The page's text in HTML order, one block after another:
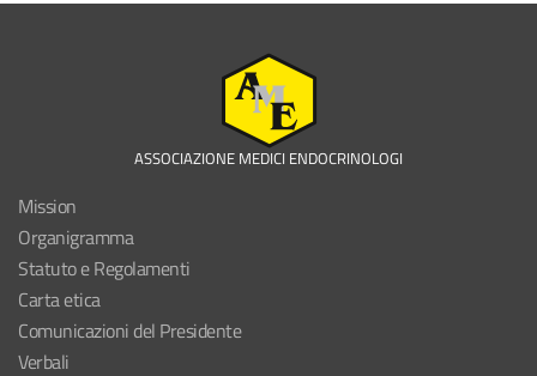
ASSOCIAZIONE MEDICI ENDOCRINOLOGI
Mission
Organigramma
Statuto e Regolamenti
Carta etica
Comunicazioni del Presidente
Verbali